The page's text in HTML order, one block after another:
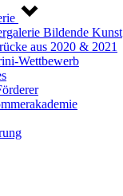
Bildende Kunst
aus 2020 & 2021
Wettbewerb